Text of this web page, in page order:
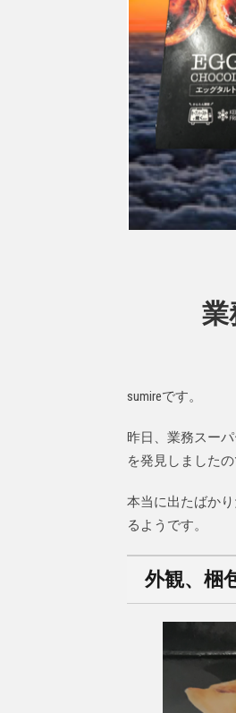
業
sumireです。
昨日、業務スー
を発見しましたの
本当に出たばか
るようです。
外観、梱